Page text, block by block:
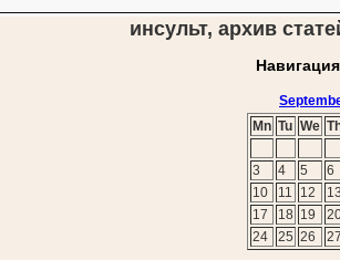
инсульт, архив
Mn Tu We
3 4 5
6
10
11 12
17
18 19
24
25 26